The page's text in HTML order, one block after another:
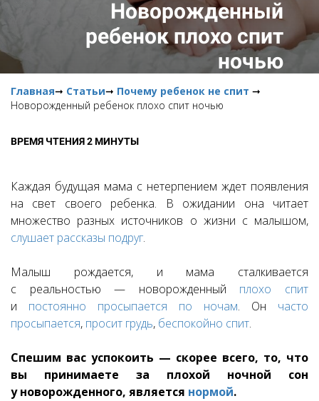
Новорожденный
ребенок плохо спит
ночью
Главная➞ Статьи➞ Почему ребенок не спит ➞
Новорожденный ребенок плохо спит ночью
ВРЕМЯ ЧТЕНИЯ 2 МИНУТЫ
Каждая будущая мама с нетерпением ждет появления
на свет своего ребенка. В ожидании она читает
множество разных источников о жизни с малышом,
слушает рассказы подруг.
Малыш рождается, и мама сталкивается
с реальностью — новорожденный плохо спит
и постоянно просыпается по ночам. Он часто
просыпается, просит грудь, беспокойно спит.
Спешим вас успокоить — скорее всего, то, что
вы принимаете за плохой ночной сон
у новорожденного, является нормой.